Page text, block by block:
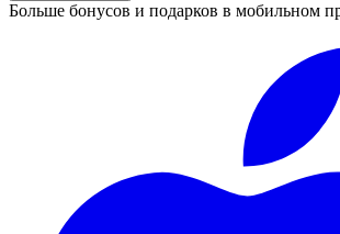
Больше бонусов и подарков в мобильном